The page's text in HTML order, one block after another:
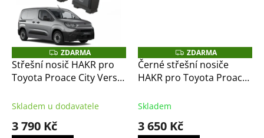
Z
D
A
R
ZDARMA
Střešní nosič HAKR pro
Toyota Proace City Verso
Profile, pro závit ve
Skladem u dodavatele
3 790 Kč
Z
D
A
R
ZDARMA
Černé střešní nosiče
HAKR pro Toyota Proace
příčníky Wing Profile
Skladem
3 650 Kč